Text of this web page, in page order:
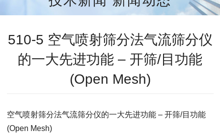
510-5 空气喷射筛分法气流筛分仪
的一大先进功能 – 开筛/目功能
(Open Mesh)
空气喷射筛分法气流筛分仪的一大先进功能 – 开筛/目功能
(Open Mesh)